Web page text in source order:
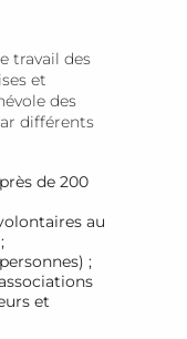
travail des
et
des
différents
de 200
au
;
et